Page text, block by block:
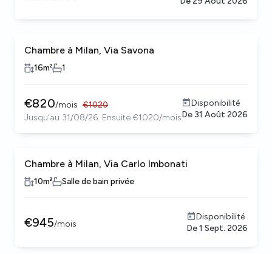
Chambre à Milan, Via Savona
16m² 1
€820/mois €1020
Jusqu'au 31/08/26. Ensuite €1020/mois
Disponibilité
De 31 Août 2026
Chambre à Milan, Via Carlo Imbonati
10m² Salle de bain privée
€945/mois
Disponibilité
De1 Sept. 2026